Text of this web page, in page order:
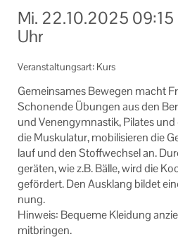
Mi. 22.10.2025 09:15
Uhr
Veranstaltungsart: Kurs
Ge­mein­sa­mes Be­we­gen macht
Scho­nen­de Übun­gen aus den
und Ve­nen­gym­nas­tik, Pi­la­tes
die Mus­ku­la­tur, mo­bi­li­sie­ren die
lauf und den Stoff­wech­sel an.
ge­rä­ten, wie z.B. Bälle, wird die
ge­för­dert. Den Aus­klang bil­det
nung.
Hin­weis: Be­que­me Klei­dung
mit­brin­gen.